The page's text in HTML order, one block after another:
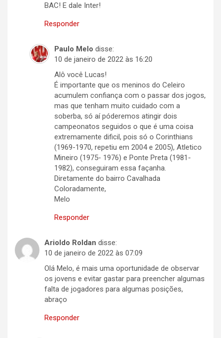
BAC! E dale Inter!
Responder
Paulo Melo disse:
10 de janeiro de 2022 às 16:20
Alô você Lucas!
É importante que os meninos do Celeiro
acumulem confiança com o passar dos jogos,
mas que tenham muito cuidado com a
soberba, só aí póderemos atingir dois
campeonatos seguidos o que é uma coisa
extremamente dificil, pois só o Corinthians
(1969-1970, repetiu em 2004 e 2005), Atletico
Mineiro (1975- 1976) e Ponte Preta (1981-
1982), conseguiram essa façanha.
Diretamente do bairro Cavalhada
Coloradamente,
Melo
Responder
Arioldo Roldan disse:
10 de janeiro de 2022 às 07:09
Olá Melo, é mais uma oportunidade de observar
os jovens e evitar gastar para preencher algumas
falta de jogadores para algumas posições,
abraço
Responder